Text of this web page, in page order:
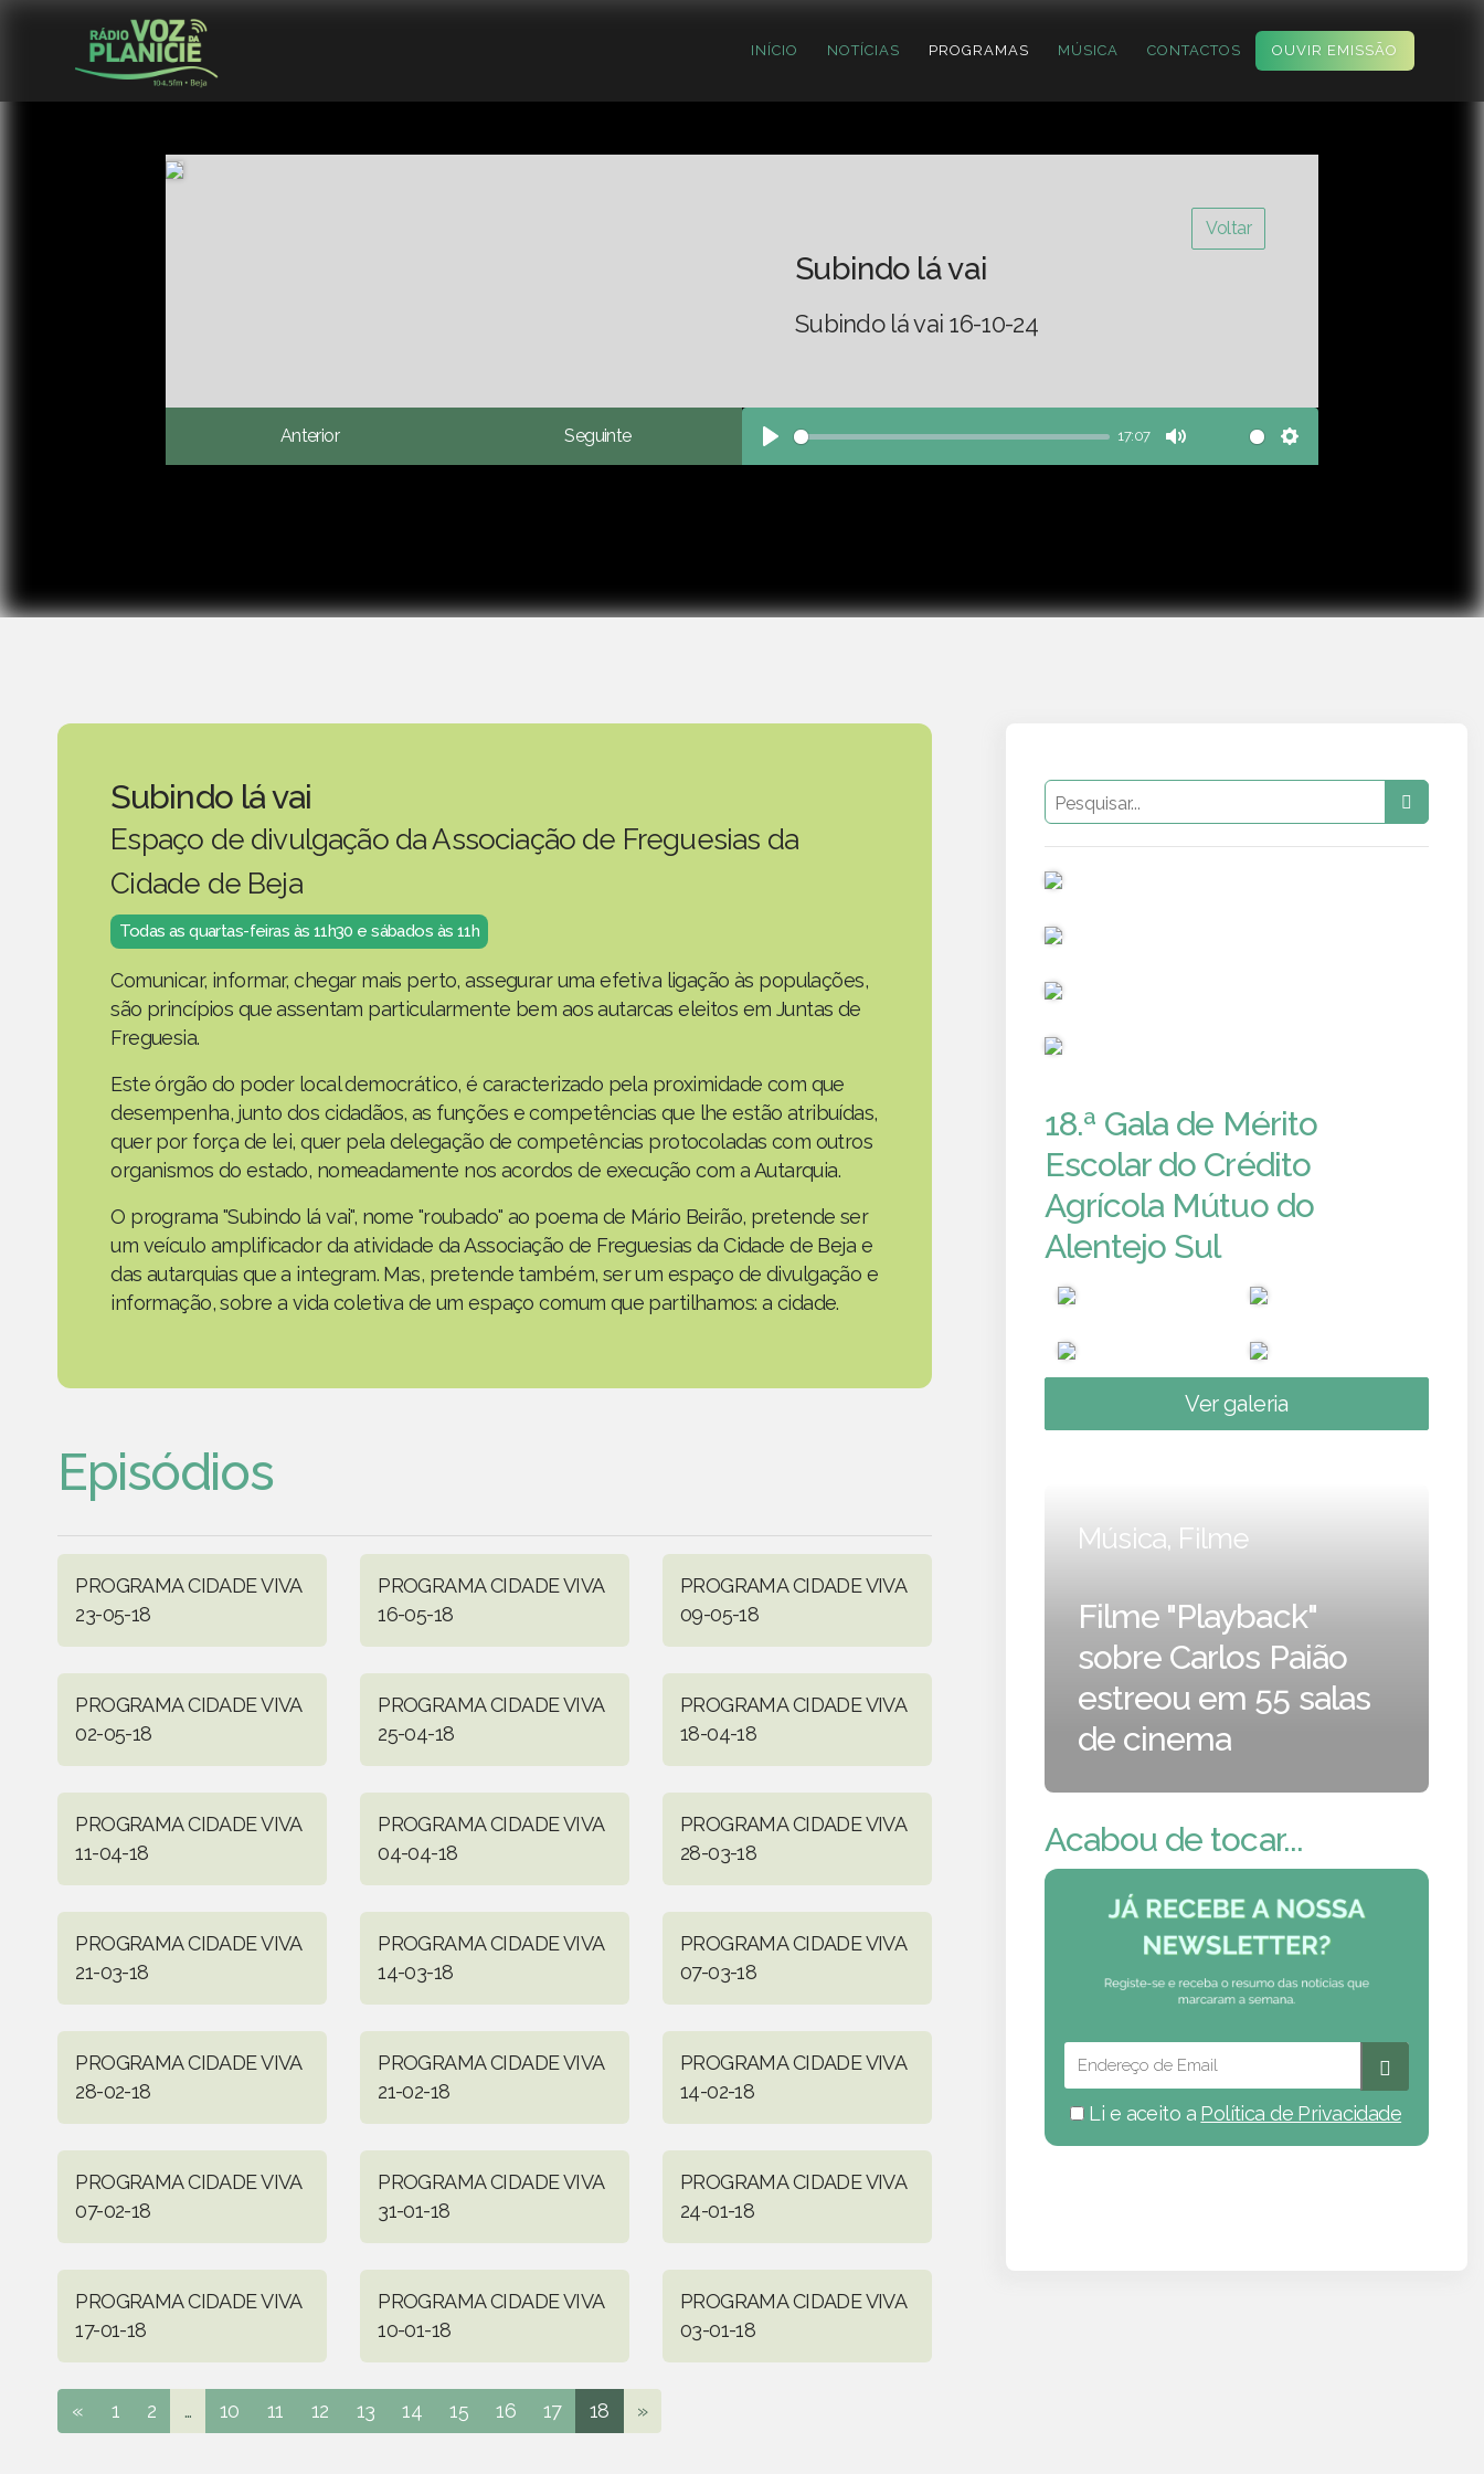
INÍCIO NOTÍCIAS PROGRAMAS MÚSICA CONTACTOS OUVIR EMISSÃO
Voltar
Subindo lá vai
Subindo lá vai 16-10-24
Anterior Seguinte
Play
17:07
Mute Settings
Subindo lá vai
Espaço de divulgação da Associação de Freguesias da
Cidade de Beja
Todas as quartas-feiras às 11h30 e sábados às 11h
Comunicar, informar, chegar mais perto, assegurar uma efetiva ligação às populações,
são princípios que assentam particularmente bem aos autarcas eleitos em Juntas de
Freguesia.
Este órgão do poder local democrático, é caracterizado pela proximidade com que
desempenha, junto dos cidadãos, as funções e competências que lhe estão atribuídas,
quer por força de lei, quer pela delegação de competências protocoladas com outros
organismos do estado, nomeadamente nos acordos de execução com a Autarquia.
O programa "Subindo lá vai", nome "roubado" ao poema de Mário Beirão, pretende ser
um veículo amplificador da atividade da Associação de Freguesias da Cidade de Beja e
das autarquias que a integram. Mas, pretende também, ser um espaço de divulgação e
informação, sobre a vida coletiva de um espaço comum que partilhamos: a cidade.
Episódios
PROGRAMA CIDADE VIVA
23-05-18
PROGRAMA CIDADE VIVA
16-05-18
PROGRAMA CIDADE VIVA
09-05-18
PROGRAMA CIDADE VIVA
02-05-18
PROGRAMA CIDADE VIVA
25-04-18
PROGRAMA CIDADE VIVA
18-04-18
PROGRAMA CIDADE VIVA
11-04-18
PROGRAMA CIDADE VIVA
04-04-18
PROGRAMA CIDADE VIVA
28-03-18
PROGRAMA CIDADE VIVA
21-03-18
PROGRAMA CIDADE VIVA
14-03-18
PROGRAMA CIDADE VIVA
07-03-18
PROGRAMA CIDADE VIVA
28-02-18
PROGRAMA CIDADE VIVA
21-02-18
PROGRAMA CIDADE VIVA
14-02-18
PROGRAMA CIDADE VIVA
07-02-18
PROGRAMA CIDADE VIVA
31-01-18
PROGRAMA CIDADE VIVA
24-01-18
PROGRAMA CIDADE VIVA
17-01-18
PROGRAMA CIDADE VIVA
10-01-18
PROGRAMA CIDADE VIVA
03-01-18
« 1 2 ... 10 11 12 13 14 15 16 17 18 »
18.ª Gala de Mérito
Escolar do Crédito
Agrícola Mútuo do
Alentejo Sul
Ver galeria
Música, Filme
Filme "Playback"
sobre Carlos Paião
estreou em 55 salas
de cinema
Acabou de tocar...
Li e aceito a Política de Privacidade